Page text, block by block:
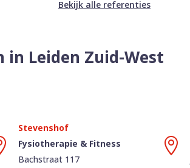
Bekijk alle referenties
in Leiden Zuid-West
Fysiotherapie & Fitness
Bachstraat 117
